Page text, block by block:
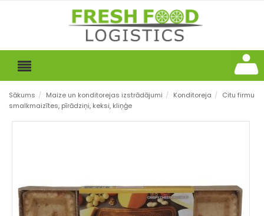
Sākums / Maize un konditorejas izstrādājumi / Konditoreja / Citu firmu
smalkmaizītes, pīrādziņi, keksi, kliņģe